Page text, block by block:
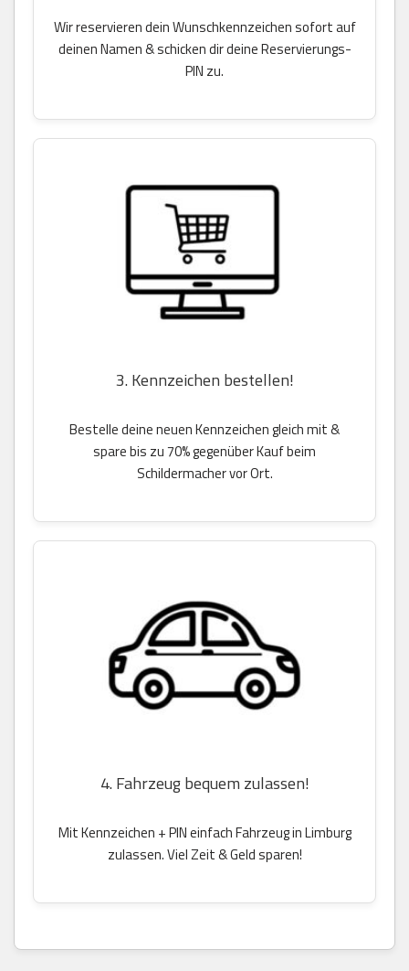
Wir reservieren dein Wunschkennzeichen sofort auf
deinen Namen & schicken dir deine Reservierungs-
PIN zu.
3. Kennzeichen bestellen!
Bestelle deine neuen Kennzeichen gleich mit &
spare bis zu 70% gegenüber Kauf beim
Schildermacher vor Ort.
4. Fahrzeug bequem zulassen!
Mit Kennzeichen + PIN einfach Fahrzeug in Limburg
zulassen. Viel Zeit & Geld sparen!